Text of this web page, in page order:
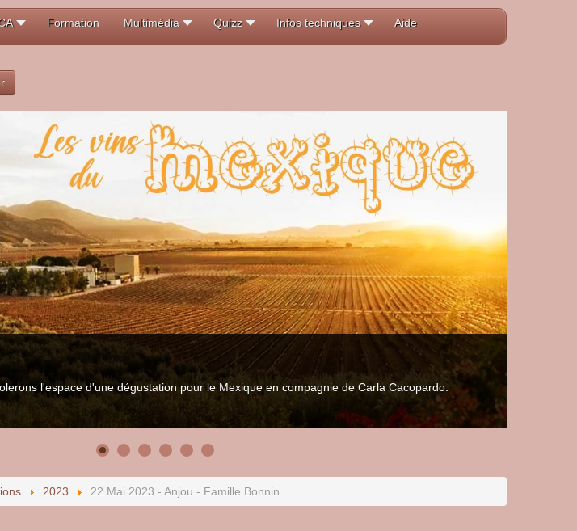
Formation Multimédia Quizz Infos techniques Aide
l'espace d'une dégustation pour le Mexique en compagnie de Carla Cacopardo.
2023 22 Mai 2023 - Anjou - Famille Bonnin